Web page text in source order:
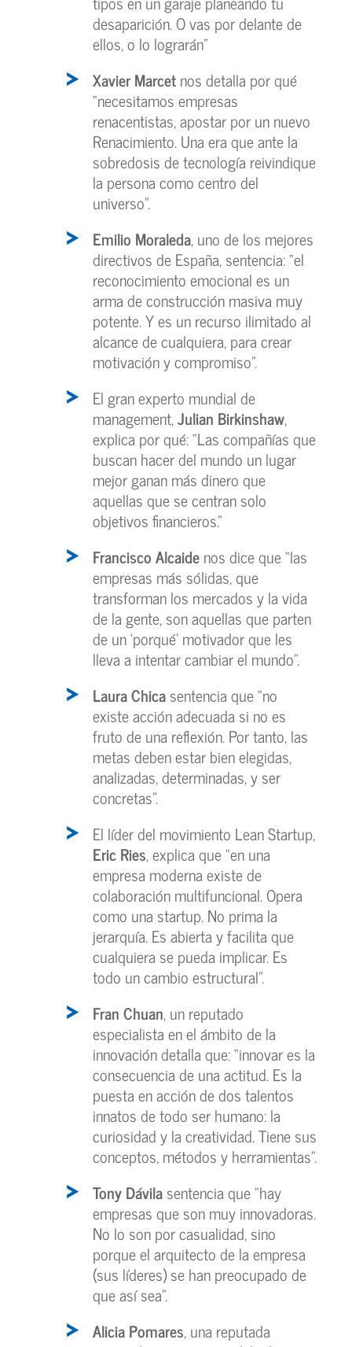
desaparición. O vas por delante de
ellos, o lo lograrán”
Xavier Marcetnos detalla por qué
“necesitamos empresas
renacentistas, apostar por un nuevo
Renacimiento. Una era que ante la
sobredosis de tecnología reivindique
la persona como centro del
universo”.
Emilio Moraleda, uno de los mejores
directivos de España, sentencia: “el
reconocimiento emocional es un
arma de construcción masiva muy
potente. Y es un recurso ilimitado al
alcance de cualquiera, para crear
motivación y compromiso”.
El gran experto mundial de
management,Julian Birkinshaw,
explica por qué: “Las compañías que
buscan hacer del mundo un lugar
mejor ganan más dinero que
aquellas que se centran solo
objetivos financieros.”
Francisco Alcaidenos dice que “las
empresas más sólidas, que
transforman los mercados y la vida
de la gente, son aquellas que parten
de un ‘porqué’ motivador que les
lleva a intentar cambiar el mundo”.
Laura Chicasentencia que “no
existe acción adecuada si no es
fruto de una reflexión. Por tanto, las
metas deben estar bien elegidas,
analizadas, determinadas, y ser
concretas”.
El líder del movimiento Lean Startup,
Eric Ries, explica que “en una
empresa moderna existe de
colaboración multifuncional. Opera
como una startup. No prima la
jerarquía. Es abierta y facilita que
cualquiera se pueda implicar. Es
todo un cambio estructural”.
Fran Chuan, un reputado
especialista en el ámbito de la
innovación detalla que: “innovar es la
consecuencia de una actitud. Es la
puesta en acción de dos talentos
innatos de todo ser humano: la
curiosidad y la creatividad. Tiene sus
conceptos, métodos y herramientas”.
Tony Dávilasentencia que “hay
empresas que son muy innovadoras.
No lo son por casualidad, sino
porque el arquitecto de la empresa
(sus líderes) se han preocupado de
que así sea”.
Alicia Pomares, una reputada